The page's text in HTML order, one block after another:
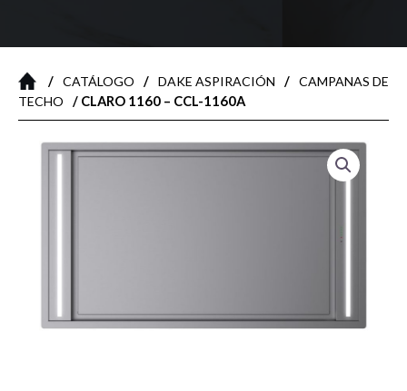
/ CATÁLOGO / DAKE ASPIRACIÓN / CAMPANAS DE
TECHO
/ CLARO 1160 – CCL-1160A